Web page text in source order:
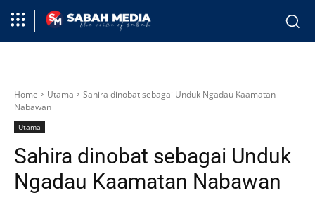
Home Utama
Sahira dinobat sebagai Unduk Ngadau Kaamatan
Nabawan
Utama
Sahira dinobat sebagai Unduk
Ngadau Kaamatan Nabawan